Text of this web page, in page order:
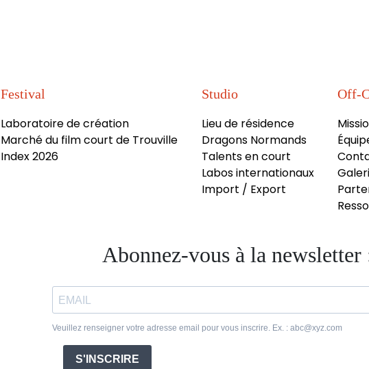
Festival
Laboratoire de création
Marché du film court de Trouville
Index 2026
Studio
Lieu de résidence
Dragons Normands
Talents en court
Labos internationaux
Import / Export
Off-
Abonnez-vous à la newsletter
Veuillez renseigner votre adresse email pour vous inscrire. Ex. : abc@xyz.com
S'INSCRIRE